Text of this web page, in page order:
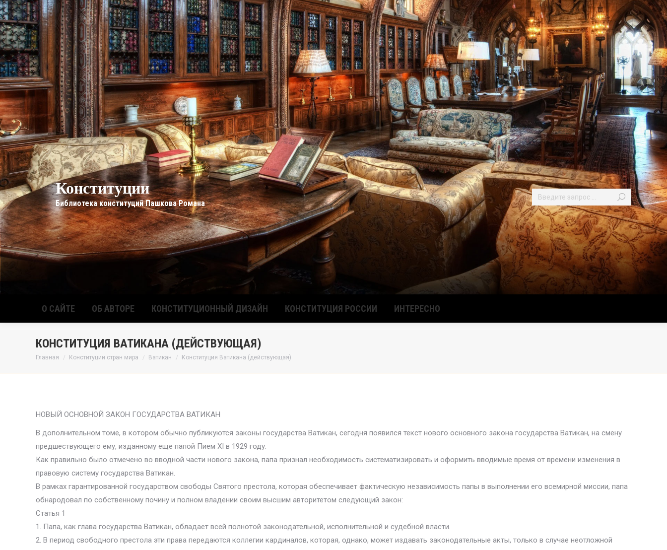
Конституции
Библиотека конституций Пашкова Романа
О САЙТЕ ОБ АВТОРЕ КОНСТИТУЦИОННЫЙ ДИЗАЙН КОНСТИТУЦИЯ РОССИИ ИНТЕРЕСНО
КОНСТИТУЦИЯ ВАТИКАНА (ДЕЙСТВУЮЩАЯ)
Вы здесь:
Главная Конституции стран мира Ватикан Конституция Ватикана (действующая)
НОВЫЙ ОСНОВНОЙ ЗАКОН ГОСУДАРСТВА ВАТИКАН
В дополнительном томе, в котором обычно публикуются законы государства Ватикан, сегодня появился текст нового основного закона государства Ватикан, на смену
предшествующего ему, изданному еще папой Пием XI в 1929 году.
Как правильно было отмечено во вводной части нового закона, папа признал необходимость систематизировать и оформить вводимые время от времени изменения в
правовую систему государства Ватикан.
В рамках гарантированной государством свободы Святого престола, которая обеспечивает фактическую независимость папы в выполнении его всемирной миссии, папа
обнародовал по собственному почину и полном владении своим высшим авторитетом следующий закон:
Статья 1
1. Папа, как глава государства Ватикан, обладает всей полнотой законодательной, исполнительной и судебной власти.
2. В период свободного престола эти права передаются коллегии кардиналов, которая, однако, может издавать законодательные акты, только в случае неотложной